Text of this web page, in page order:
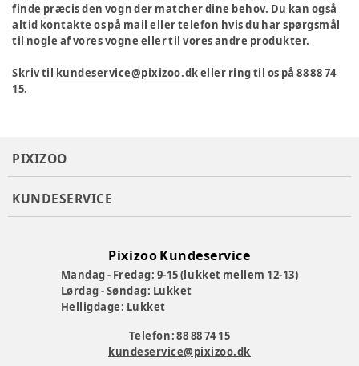
finde præcis den vogn der matcher dine behov. Du kan også
altid kontakte os på mail eller telefon hvis du har spørgsmål
til nogle af vores vogne eller til vores andre produkter.
Skriv til kundeservice@pixizoo.dkeller ring til os på 88 88 74
15.
PIXIZOO
KUNDESERVICE
Pixizoo Kundeservice
Mandag - Fredag: 9-15 (lukket mellem 12-13)
Lørdag - Søndag: Lukket
Helligdage: Lukket
Telefon: 88 88 74 15
kundeservice@pixizoo.dk